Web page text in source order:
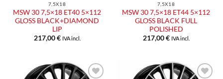
7,5X18
MSW 30 7,5×18 ET40 5×112
GLOSS BLACK+DIAMOND
LIP
217,00€ IVA incl.
7,5X18
MSW 30 7,5×18 ET44 5×112
GLOSS BLACK FULL
POLISHED
217,00€ IVA incl.